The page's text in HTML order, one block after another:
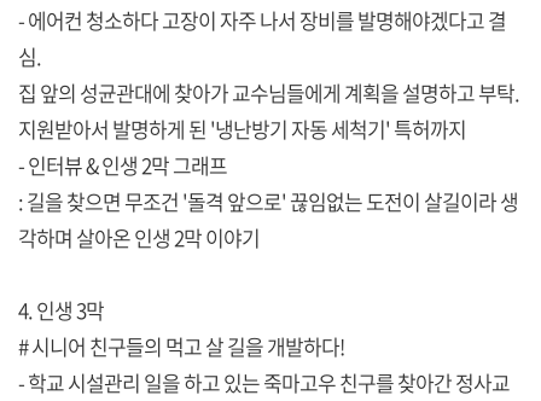
- 에어컨 청소하다 고장이 자주 나서 장비를 발명해야겠다고 결
심.
집 앞의 성균관대에 찾아가 교수님들에게 계획을 설명하고 부탁.
지원받아서 발명하게 된 '냉난방기 자동 세척기' 특허까지
- 인터뷰 & 인생 2막 그래프
: 길을 찾으면 무조건 '돌격 앞으로' 끊임없는 도전이 살길이라 생
각하며 살아온 인생 2막 이야기
4. 인생 3막
# 시니어 친구들의 먹고 살 길을 개발하다!
- 학교 시설관리 일을 하고 있는 죽마고우 친구를 찾아간 정사교